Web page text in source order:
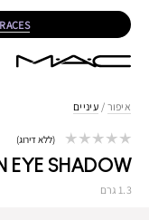
RACES
איפור / עיניים
EYE SHADOW
1.3 גרם
ללא דירוג